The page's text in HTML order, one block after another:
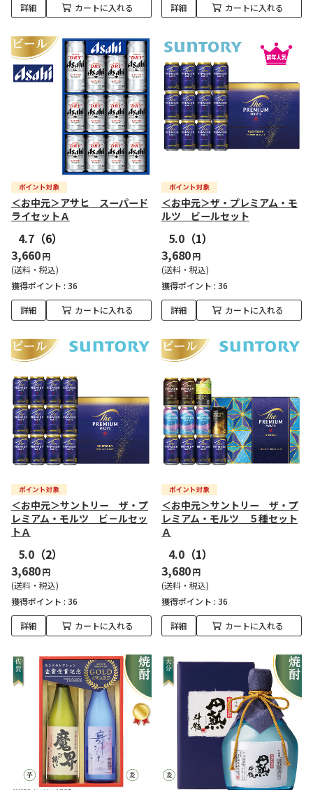
詳細 カートに入れる 詳細 カートに入れる
＜お中元＞アサヒ スーパード
ライセットＡ
4.7 （6）
3,660円
(送料・税込)
獲得ポイント : 36
詳細 カートに入れる
＜お中元＞ザ・プレミアム・モ
ルツ ビールセット
5.0 （1）
3,680円
(送料・税込)
獲得ポイント : 36
詳細 カートに入れる
＜お中元＞サントリー ザ・プ
レミアム・モルツ ビ－ルセッ
トＡ
5.0 （2）
3,680円
(送料・税込)
獲得ポイント : 36
詳細 カートに入れる
＜お中元＞サントリー ザ・プ
レミアム・モルツ ５種セット
Ａ
4.0 （1）
3,680円
(送料・税込)
獲得ポイント : 36
詳細 カートに入れる